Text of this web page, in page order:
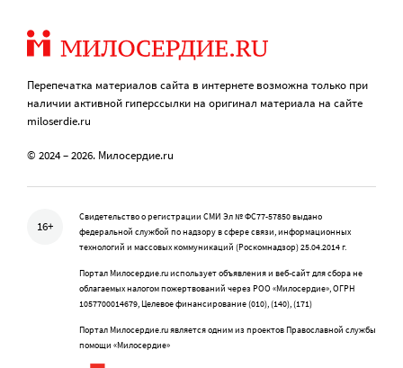
Перепечатка материалов сайта в интернете возможна только при
наличии активной гиперссылки на оригинал материала на сайте
miloserdie.ru
© 2024 – 2026. Милосердие.ru
16+
Свидетельство о регистрации СМИ Эл № ФС77-57850 выдано
федеральной службой по надзору в сфере связи, информационных
технологий и массовых коммуникаций (Роскомнадзор) 25.04.2014 г.
Портал Милосердие.ru использует объявления и веб-сайт для сбора не
облагаемых налогом пожертвований через РОО «Милосердие», ОГРН
1057700014679, Целевое финансирование (010), (140), (171)
Портал Милосердие.ru является одним из проектов Православной службы
помощи «Милосердие»